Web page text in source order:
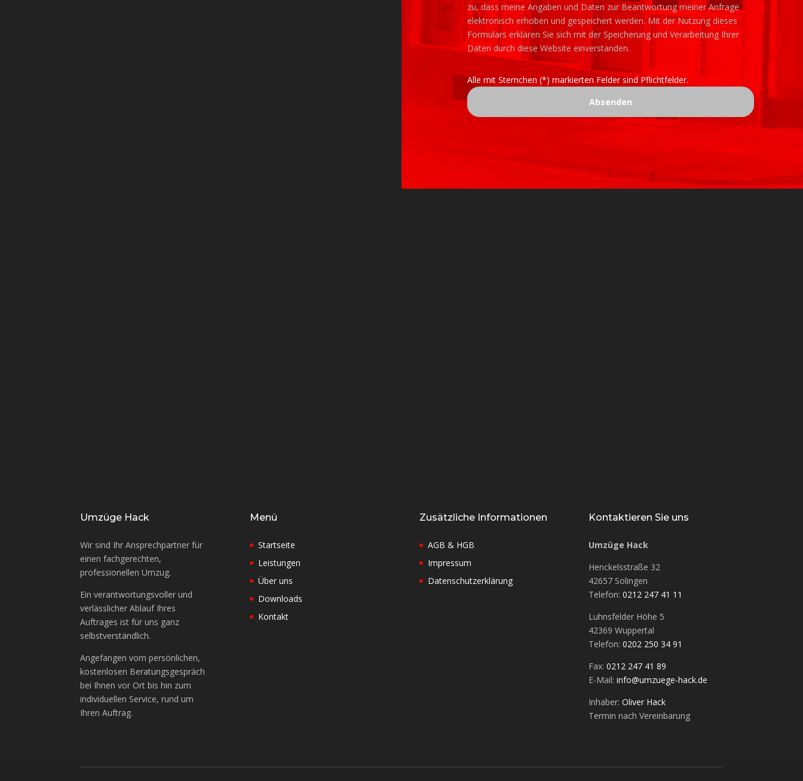
zu, dass meine Angaben und Daten zur Beantwortung meiner Anfrage
elektronisch erhoben und gespeichert werden. Mit der Nutzung dieses
Formulars erklären Sie sich mit der Speicherung und Verarbeitung Ihrer
Daten durch diese Website einverstanden.
Alle mit Sternchen (*) markierten Felder sind Pflichtfelder.
Umzüge Hack
Wir sind Ihr Ansprechpartner für
einen fachgerechten,
professionellen Umzug.
Ein verantwortungsvoller und
verlässlicher Ablauf Ihres
Auftrages ist für uns ganz
selbstverständlich.
Angefangen vom persönlichen,
kostenlosen Beratungsgespräch
bei Ihnen vor Ort bis hin zum
individuellen Service, rund um
Ihren Auftrag.
Menü
Startseite
Leistungen
Über uns
Downloads
Kontakt
Zusätzliche Informationen
AGB & HGB
Impressum
Datenschutzerklärung
Kontaktieren Sie uns
Umzüge Hack
Henckelsstraße 32
42657 Solingen
Telefon:0212 247 41 11
Luhnsfelder Höhe 5
42369 Wuppertal
Telefon:0202 250 34 91
Fax:0212 247 41 89
E-Mail:info@umzuege-hack.de
Inhaber:Oliver Hack
Termin nach Vereinbarung